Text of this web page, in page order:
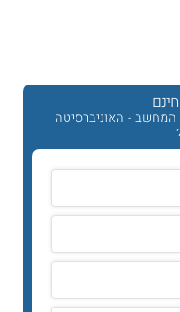
אלה כוללים אנליזה,
וטופולוגיה.
האנליטיים של
ובתיאוריה של מדעי
התיאורטי והמרכיב
בשאלות בדבר מציאת
לבנייה של מערכות
מפגשי הנחיה
למידה מרחוק מהבית. כך
- האוניברסיטה